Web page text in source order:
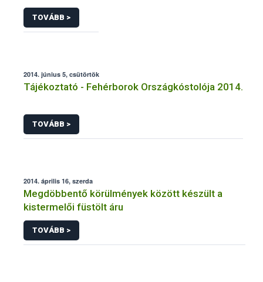
TOVÁBB >
2014. június 5, csütörtök
Tájékoztató - Fehérborok Országkóstolója 2014.
TOVÁBB >
2014. április 16, szerda
Megdöbbentő körülmények között készült a
kistermelői füstölt áru
TOVÁBB >